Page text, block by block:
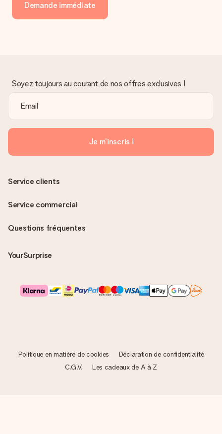
Demande immédiate
Soyez toujours au courant de nos offres exclusives !
Je m'inscris !
Questions fréquentes
YourSurprise
Service clients
Service commercial
Politique en matière de cookies
Déclaration de confidentialité
C.G.V.
Les cadeaux de A à Z